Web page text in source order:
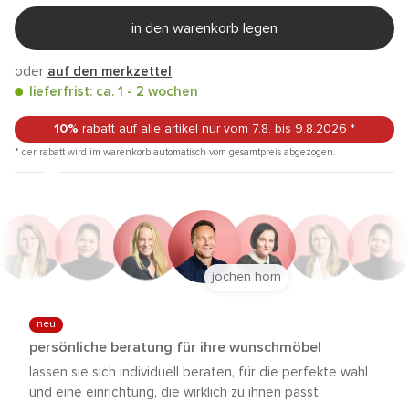
in den warenkorb legen
oder auf den merkzettel
lieferfrist: ca. 1 - 2 wochen
10% rabatt auf alle artikel nur vom 7.8. bis 9.8.2026 *
* der rabatt wird im warenkorb automatisch vom gesamtpreis abgezogen.
neu
persönliche beratung für ihre wunschmöbel
lassen sie sich individuell beraten, für die perfekte wahl
und eine einrichtung, die wirklich zu ihnen passt.
jochen horn